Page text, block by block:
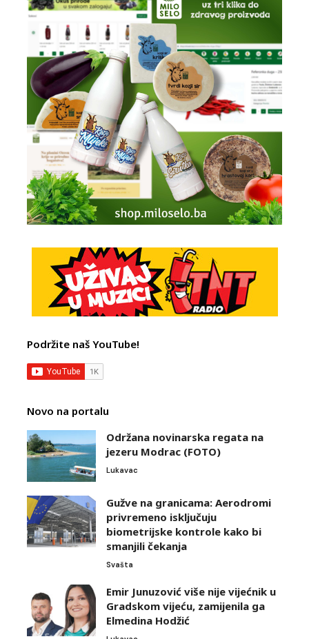
Podržite naš YouTube!
Novo na portalu
Održana novinarska regata na
jezeru Modrac (FOTO)
Lukavac
Gužve na granicama: Aerodromi
privremeno isključuju
biometrijske kontrole kako bi
smanjili čekanja
Svašta
Emir Junuzović više nije vijećnik u
Gradskom vijeću, zamijenila ga
Elmedina Hodžić